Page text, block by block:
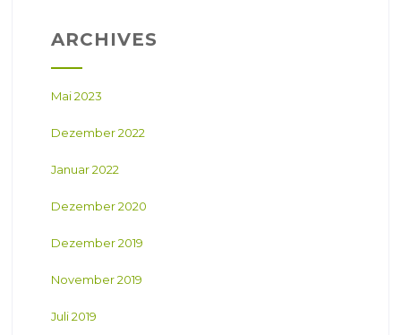
ARCHIVES
Mai 2023
Dezember 2022
Januar 2022
Dezember 2020
Dezember 2019
November 2019
Juli 2019